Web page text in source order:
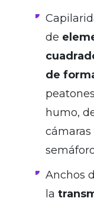
de
de
humo,
Anchos
la